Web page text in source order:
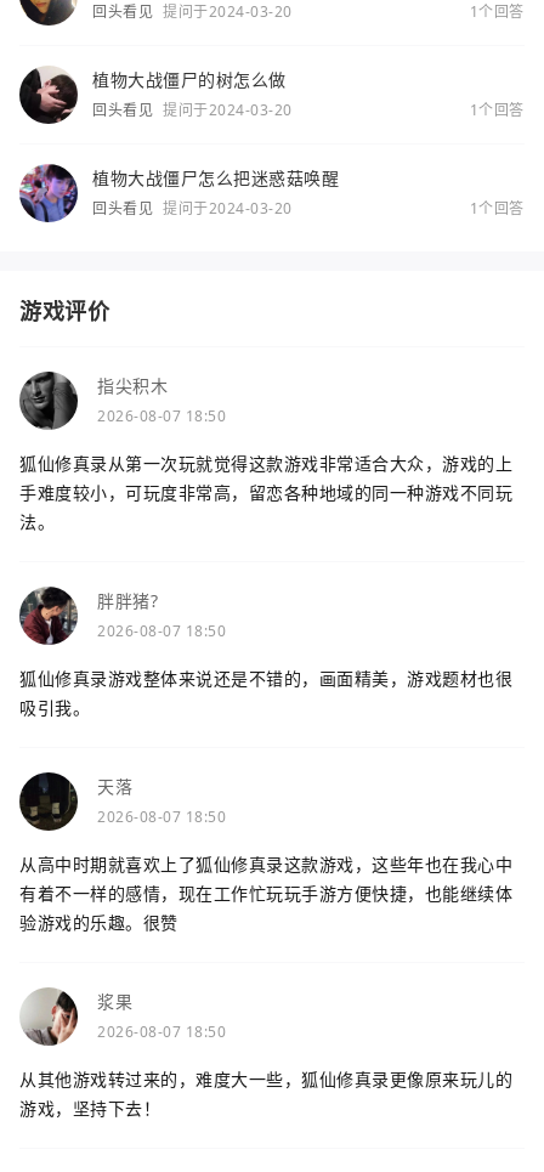
回头看见 提问于2024-03-20 1个回答
植物大战僵尸的树怎么做
回头看见 提问于2024-03-20 1个回答
植物大战僵尸怎么把迷惑菇唤醒
回头看见 提问于2024-03-20 1个回答
游戏评价
指尖积木
2026-08-07 18:50
狐仙修真录从第一次玩就觉得这款游戏非常适合大众，游戏的上
手难度较小，可玩度非常高，留恋各种地域的同一种游戏不同玩
法。
胖胖猪?
2026-08-07 18:50
狐仙修真录游戏整体来说还是不错的，画面精美，游戏题材也很
吸引我。
天落
2026-08-07 18:50
从高中时期就喜欢上了狐仙修真录这款游戏，这些年也在我心中
有着不一样的感情，现在工作忙玩玩手游方便快捷，也能继续体
验游戏的乐趣。很赞
浆果
2026-08-07 18:50
从其他游戏转过来的，难度大一些，狐仙修真录更像原来玩儿的
游戏，坚持下去！